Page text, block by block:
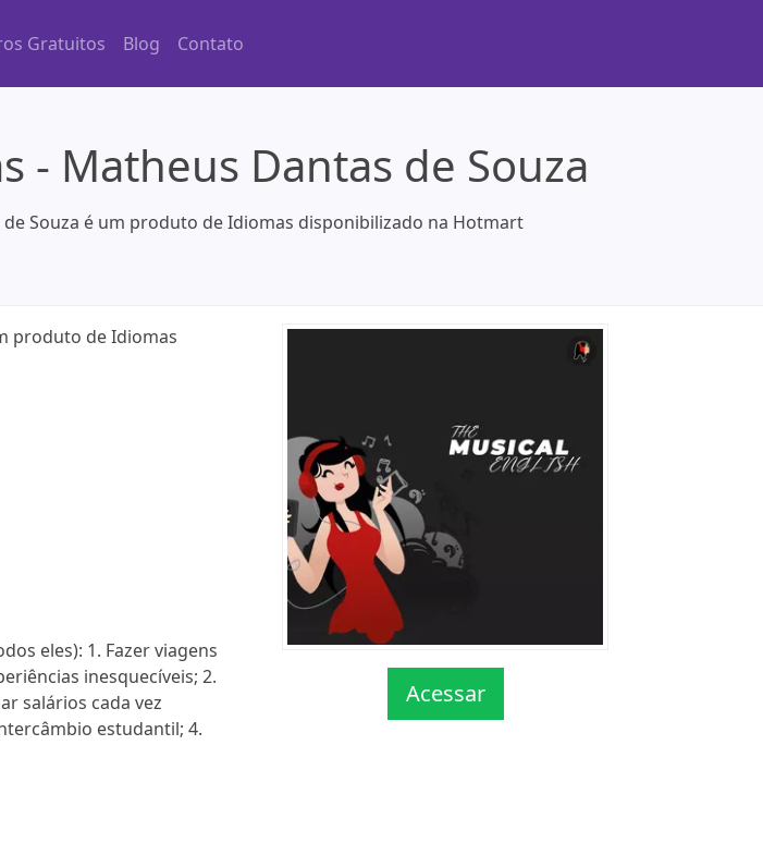
Gratuitos Blog Contato
- Matheus Dantas de Souza
Souza é um produto de Idiomas disponibilizado na Hotmart
produto de Idiomas
eles): 1. Fazer viagens
inesquecíveis; 2.
salários cada vez
estudantil; 4.
Acessar